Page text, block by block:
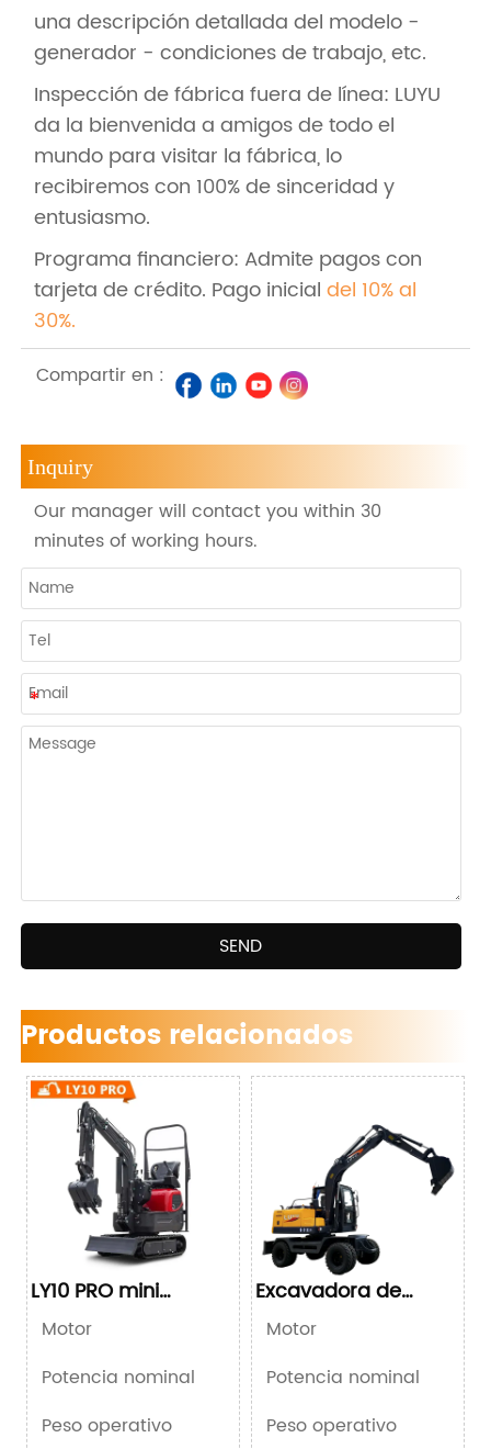
una descripción detallada del modelo -
generador - condiciones de trabajo, etc.
Inspección de fábrica fuera de línea: LUYU
da la bienvenida a amigos de todo el
mundo para visitar la fábrica, lo
recibiremos con 100% de sinceridad y
entusiasmo.
Programa financiero: Admite pagos con
tarjeta de crédito. Pago inicialdel 10% al
30%.
Compartir en :
Inquiry
Our manager will contact you within 30
minutes of working hours.
SEND
Productos relacionados
LY10 PRO mini
excavadora de 1 ton
Motor
Potencia nominal
10KW/
Peso operativo
Excavadora de
ruedas LY135Z
Motor
Potencia nominal
Peso operativo